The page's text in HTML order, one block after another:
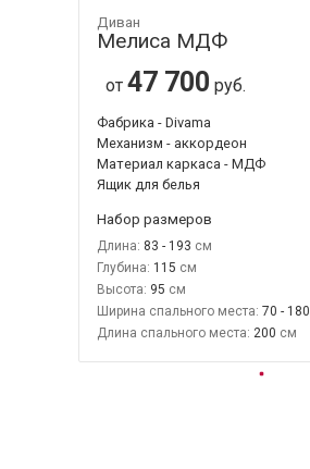
Диван
Мелиса МДФ
от 47 700 руб.
Фабрика - Divama
Механизм - аккордеон
Материал каркаса - МДФ
Ящик для белья
Набор размеров
Длина: 83 - 193
Глубина: 115
Высота: 95
Ширина спального места: 70 - 180
Длина спального места: 200